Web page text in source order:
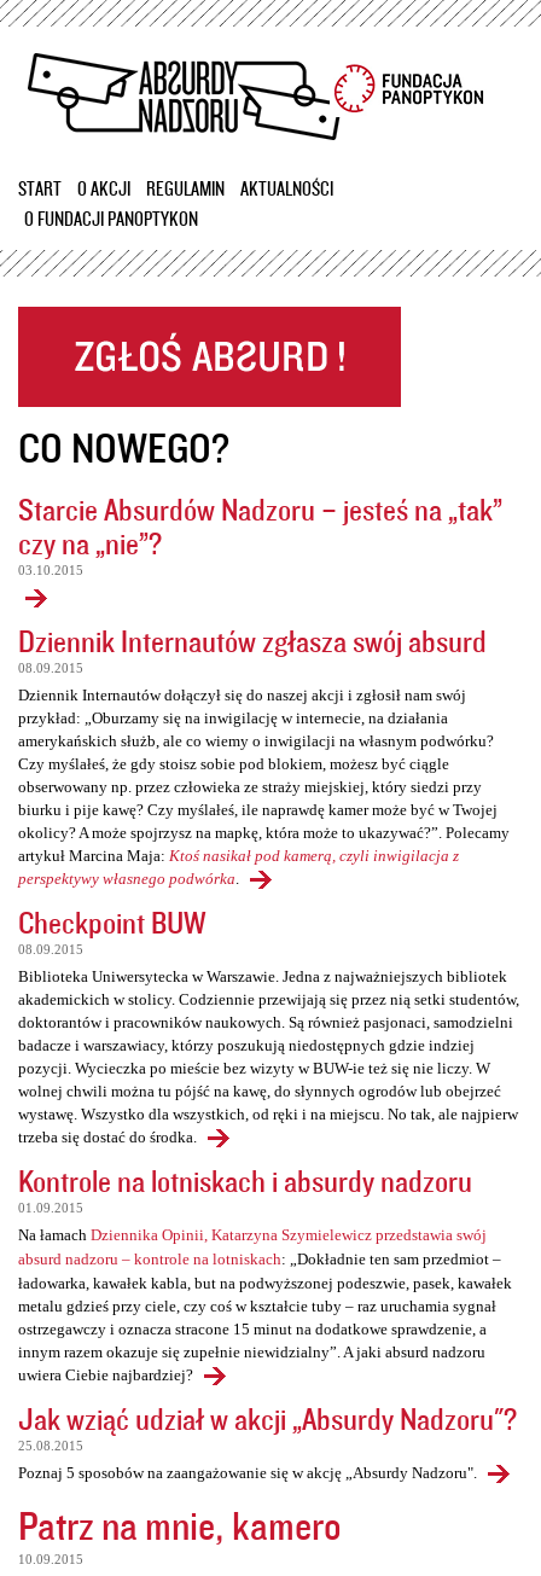
Przejdź
treści
START O AKCJI REGULAMIN
AKTUALNOŚCI
O FUNDACJI PANOPTYKON
CO NOWEGO?
Starcie Absurdów Nadzoru – jesteś na „tak”
czy na „nie”?
03.10.2015
Dziennik Internautów zgłasza swój absurd
08.09.2015
Dziennik Internautów dołączył się do naszej akcji i zgłosił nam swój
przykład: „Oburzamy się na inwigilację w internecie, na działania
amerykańskich służb, ale co wiemy o inwigilacji na własnym podwórku?
Czy myślałeś, że gdy stoisz sobie pod blokiem, możesz być ciągle
obserwowany np. przez człowieka ze straży miejskiej, który siedzi przy
biurku i pije kawę? Czy myślałeś, ile naprawdę kamer może być w Twojej
okolicy? A może spojrzysz na mapkę, która może to ukazywać?”. Polecamy
artykuł Marcina Maja: Ktoś nasikał pod kamerą, czyli inwigilacja z
perspektywy własnego podwórka
Checkpoint BUW
08.09.2015
Biblioteka Uniwersytecka w Warszawie. Jedna z najważniejszych bibliotek
akademickich w stolicy. Codziennie przewijają się przez nią setki studentów,
doktorantów i pracowników naukowych. Są również pasjonaci, samodzielni
badacze i warszawiacy, którzy poszukują niedostępnych gdzie indziej
pozycji. Wycieczka po mieście bez wizyty w BUW-ie też się nie liczy. W
wolnej chwili można tu pójść na kawę, do słynnych ogrodów lub obejrzeć
wystawę. Wszystko dla wszystkich, od ręki i na miejscu. No tak, ale najpierw
trzeba się dostać do środka.
Kontrole na lotniskach i absurdy nadzoru
01.09.2015
Na łamach Dziennika Opinii, Katarzyna Szymielewicz przedstawia swój
absurd nadzoru – kontrole na lotniskach: „Dokładnie ten sam przedmiot –
ładowarka, kawałek kabla, but na podwyższonej podeszwie, pasek, kawałek
metalu gdzieś przy ciele, czy coś w kształcie tuby – raz uruchamia sygnał
ostrzegawczy i oznacza stracone 15 minut na dodatkowe sprawdzenie, a
innym razem okazuje się zupełnie niewidzialny”. A jaki absurd nadzoru
uwiera Ciebie najbardziej?
Jak wziąć udział w akcji „Absurdy Nadzoru"?
25.08.2015
Poznaj 5 sposobów na zaangażowanie się w akcję „Absurdy Nadzoru".
Patrz na mnie, kamero
10.09.2015